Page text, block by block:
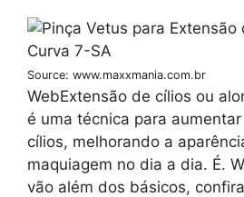
Source: www.maxxmania.com.br
WebExtensão de cílios ou
é uma técnica para
cílios, melhorando a
maquiagem no dia a dia. É.
vão além dos básicos,